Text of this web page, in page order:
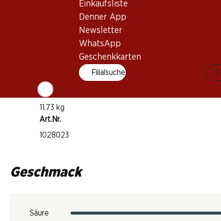
Einkaufsliste
Denner App
Newsletter
WhatsApp
Geschenkkarten
Filialsuche
Trinktemperatur
8–10 °C
CO2-Fussabdruck
11.73 kg
Art.Nr.
1028023
Geschmack
Säure